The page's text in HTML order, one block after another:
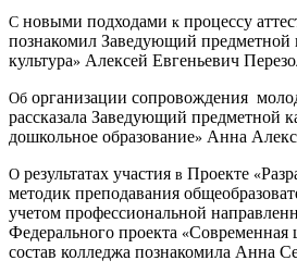
С новыми подходами к процессу
познакомил Заведующий предметной
культура» Алексей Евгеньевич
Об организации сопровождения
рассказала Заведующий предметной
дошкольное образование» Анна
О результатах участия в Проекте «
методик преподавания
учетом профессиональной
Федерального проекта «Современная
состав колледжа познакомила Анна